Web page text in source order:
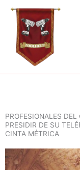
contenido
PROFESIONALES
PRESIDIR DE SU
CINTA MÉTRICA